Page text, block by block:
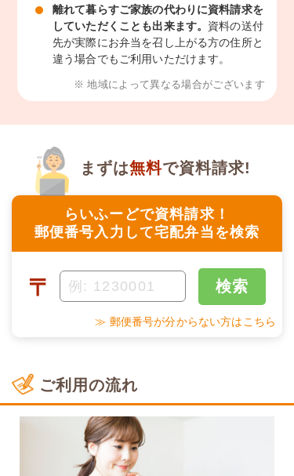
離れて暮らすご家族の代わりに資料請求を
していただくことも出来ます。 資料の送付
先が実際にお弁当を召し上がる方の住所と
違う場合でもご利用いただけます。
※ 地域によって異なる場合がございます
らいふーどで資料請求！
郵便番号入力して宅配弁当を検索
まずは無料で資料請求!
〒 検索
≫ 郵便番号が分からない方はこちら
ご利用の流れ